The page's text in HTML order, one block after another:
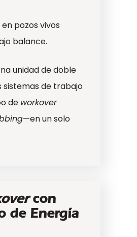
pozos vivos
balance.
unidad de doble
sistemas de trabajo
de workover
—en un solo
con
de Energía